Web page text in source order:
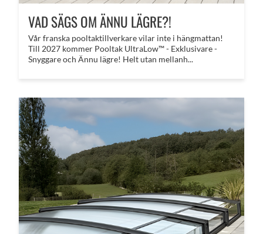
VAD SÄGS OM ÄNNU LÄGRE?!
​Vår franska pooltaktillverkare vilar inte i hängmattan!
Till 2027 kommer Pooltak UltraLow™ - Exklusivare -
Snyggare och Ännu lägre! Helt utan mellanh...